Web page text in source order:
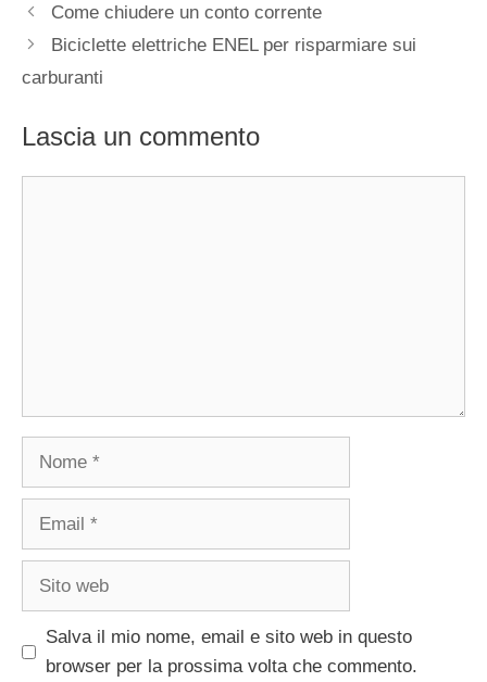
Come chiudere un conto corrente
Biciclette elettriche ENEL per risparmiare sui
carburanti
Lascia un commento
Nome
Email
Sito
Salva il mio nome, email e sito web in questo
browser per la prossima volta che commento.